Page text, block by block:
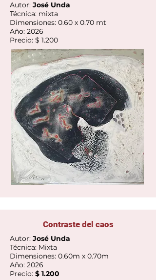
Autor: José Unda
Técnica: mixta
Dimensiones: 0.60 x 0.70 mt
Año: 2026
Precio: $ 1.200
Ver Galería
Contraste del caos
Autor: José Unda
Técnica: Mixta
Dimensiones: 0.60m x 0.70m
Año: 2026
Precio: $ 1.200